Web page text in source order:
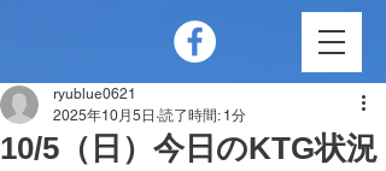
10/5（日）今日のKTG状況
ryublue0621
2025年10月5日 読了時間: 1分